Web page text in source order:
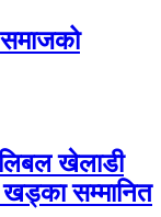
खेलाडी
खड्का सम्मानित